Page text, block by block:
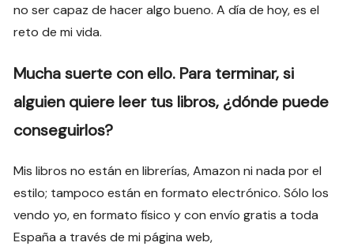
no ser capaz de hacer algo bueno. A día de hoy, es el
reto de mi vida.
Mucha suerte con ello. Para terminar, si
alguien quiere leer tus libros, ¿dónde puede
conseguirlos?
Mis libros no están en librerías, Amazon ni nada por el
estilo; tampoco están en formato electrónico. Sólo los
vendo yo, en formato físico y con envío gratis a toda
España a través de mi página web,